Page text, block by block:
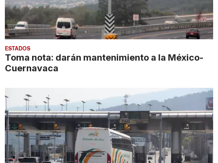
ESTADOS
Toma nota: darán mantenimiento a la México-
Cuernavaca